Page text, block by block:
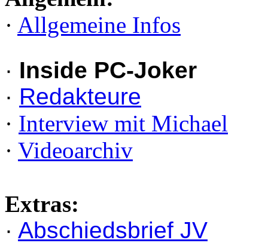
· Allgemeine Infos
· Inside PC-Joker
· Redakteure
· Interview mit Michael
· Videoarchiv
Extras:
· Abschiedsbrief JV